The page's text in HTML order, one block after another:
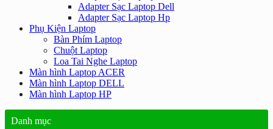
Adapter Sạc Laptop Dell
Adapter Sạc Laptop Hp
Phụ Kiện Laptop
Bàn Phím Laptop
Chuột Laptop
Loa Tai Nghe Laptop
Màn hình Laptop ACER
Màn hình Laptop DELL
Màn hình Laptop HP
Danh mục